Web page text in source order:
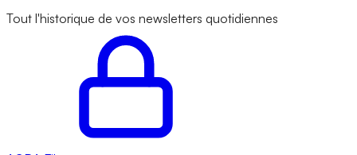
Tout l'historique de vos newsletters quotidiennes